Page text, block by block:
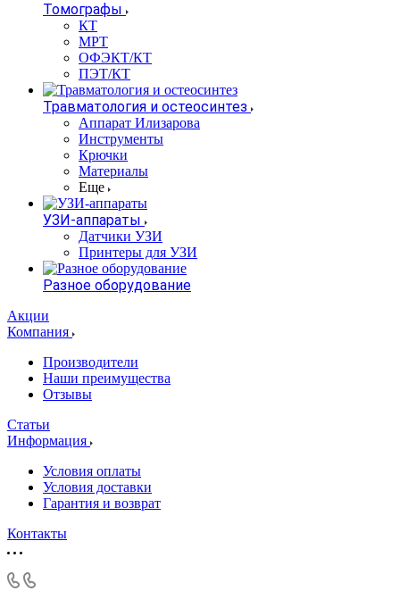
Томографы
КТ
МРТ
ОФЭКТ/КТ
ПЭТ/КТ
Травматология и остеосинтез
Аппарат Илизарова
Инструменты
Крючки
Материалы
Еще
УЗИ-аппараты
Датчики УЗИ
Принтеры для УЗИ
Разное оборудование
Акции
Компания
Производители
Наши преимущества
Отзывы
Статьи
Информация
Условия оплаты
Условия доставки
Гарантия и возврат
Контакты